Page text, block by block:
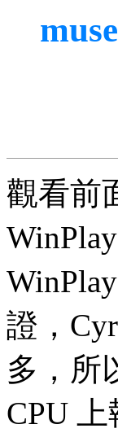
觀看前
證，
多，所
CPU